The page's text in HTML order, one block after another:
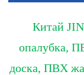
Китай
опалубка,
доска, ПВХ